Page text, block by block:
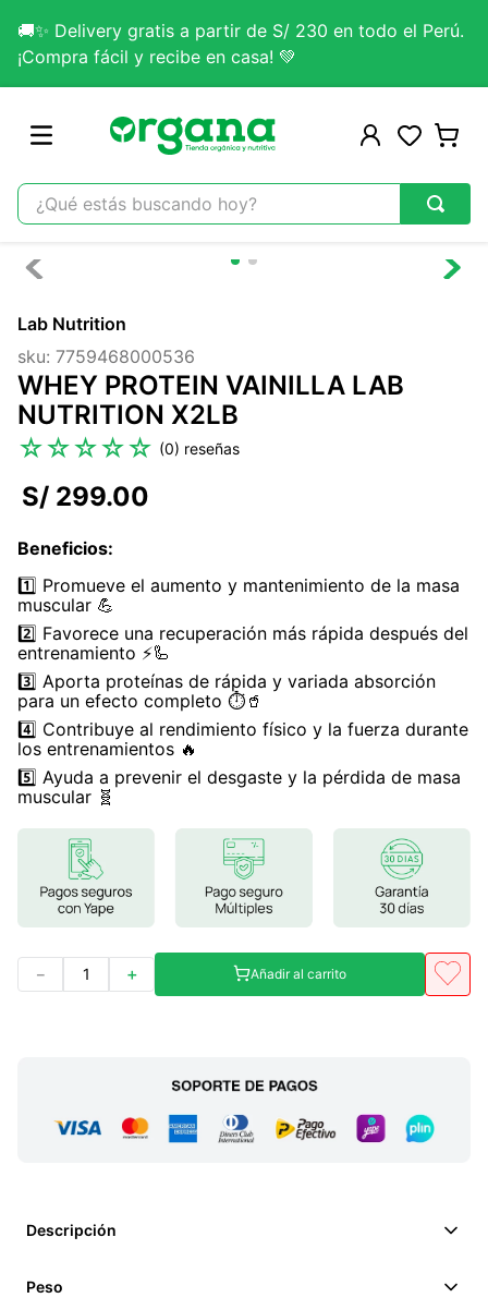
🚚✨ Delivery gratis a partir de S/ 230 en todo el Perú.
¡Compra fácil y recibe en casa! 💚
¿Qué estás buscando hoy?
TÉRMINOS MÁS BUSCADOS
2.
citrato magnesio
3.
colageno
4 .
kefir
5 .
lab nutrition
8.
magnesio
9.
melena leon
10. proteina
Lab Nutrition
sku: 7759468000536
WHEY PROTEIN VAINILLA LAB
NUTRITION X2LB
☆☆☆☆☆ (0)
S/ 299.00
Beneficios:
1️⃣ Promueve el aumento y mantenimiento de la masa
muscular 💪
2️⃣ Favorece una recuperación más rápida después del
entrenamiento ⚡🦾
3️⃣ Aporta proteínas de rápida y variada absorción
para un efecto completo ⏱️🥤
4️⃣ Contribuye al rendimiento físico y la fuerza durante
los entrenamientos 🔥
5️⃣ Ayuda a prevenir el desgaste y la pérdida de masa
muscular 🧬
＋
－ Añadir al carrito
Descripción
Peso